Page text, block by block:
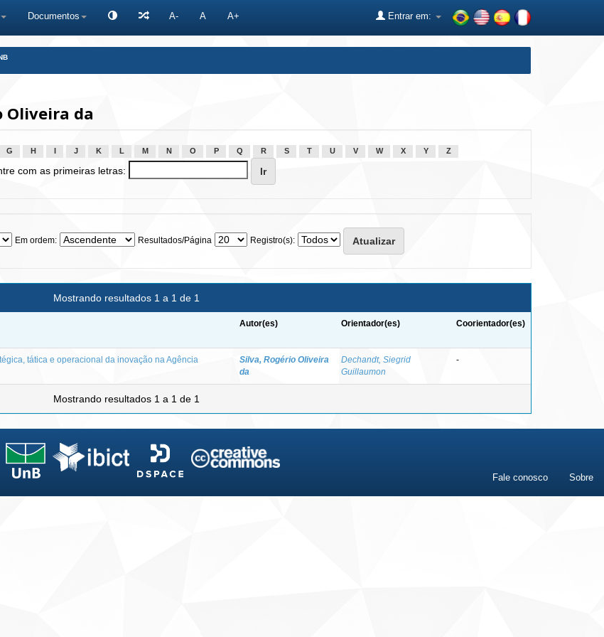
Documentos A- A A+ Entrar em:
Oliveira da
G H J K L M N O P Q R S T U V W X Y Z
com as primeiras letras:
Em ordem: Resultados/Página Registro(s):
Mostrando resultados 1 a 1 de 1
Autor(es) Orientador(es) Coorientador(es)
tática e operacional da inovação na Agência
Silva, Rogério Oliveira
da
Dechandt, Siegrid
Guillaumon
-
Mostrando resultados 1 a 1 de 1
Fale conosco Sobre